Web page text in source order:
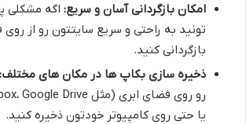
امکان بازگردانی آسان و سریع: اگه مشکلی
تونید به راحتی و سریع سایتتون رو از
بازگردانی کنید.
ذخیره سازی بکاپ ها در مکان های مختلف:
یا حتی روی کامپیوتر خودتون ذخیره کنید.